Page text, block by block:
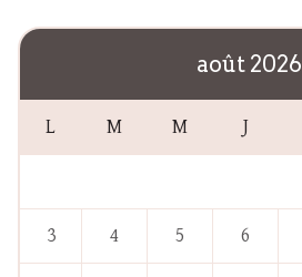
août 2026
L M M J
3 4 5 6